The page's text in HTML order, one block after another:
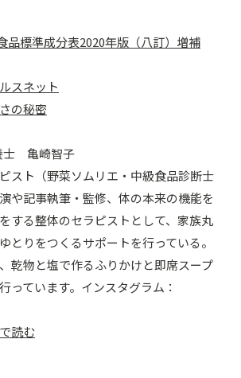
品標準成分表2020年版（八訂）増補
スネット
の秘密
士 亀崎智子
スト（野菜ソムリエ・中級食品診断士
や記事執筆・監修、体の本来の機能を
する整体のセラピストとして、家族丸
とりをつくるサポートを行っている。
乾物と塩で作るふりかけと即席スープ
っています。インスタグラム：
読む